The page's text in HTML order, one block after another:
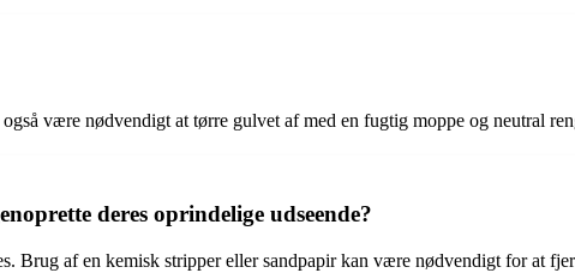
være nødvendigt at tørre gulvet af med en fugtig moppe og neutral
deres oprindelige udseende?
Brug af en kemisk stripper eller sandpapir kan være nødvendigt for at